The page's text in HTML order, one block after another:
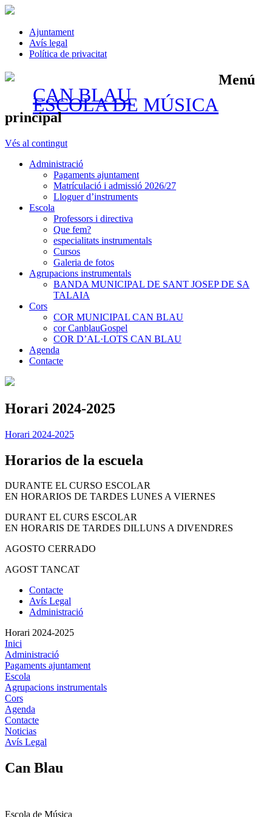
Ajuntament
Avís legal
Política de privacitat
CAN BLAU
ESCOLA DE MÚSICA
Menú
principal
Vés al contingut
Administració
Pagaments ajuntament
Matrículació i admissió 2026/27
Lloguer d’instruments
Escola
Professors i directiva
Que fem?
especialitats instrumentals
Cursos
Galeria de fotos
Agrupacions instrumentals
BANDA MUNICIPAL DE SANT JOSEP DE SA
TALAIA
Cors
COR MUNICIPAL CAN BLAU
cor CanblauGospel
COR D’AL·LOTS CAN BLAU
Agenda
Contacte
Horari 2024-2025
Horari 2024-2025
Horarios de la escuela
DURANTE EL CURSO ESCOLAR
EN HORARIOS DE TARDES LUNES A VIERNES
DURANT EL CURS ESCOLAR
EN HORARIS DE TARDES DILLUNS A DIVENDRES
AGOSTO CERRADO
AGOST TANCAT
Contacte
Avís Legal
Administració
Horari 2024-2025
Inici
Administració
Pagaments ajuntament
Escola
Agrupacions instrumentals
Cors
Agenda
Contacte
Noticias
Avís Legal
Can Blau
Escola de Música